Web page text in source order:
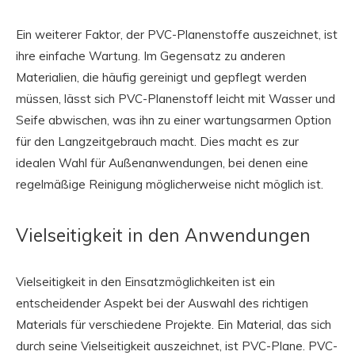
Ein weiterer Faktor, der PVC-Planenstoffe auszeichnet, ist
ihre einfache Wartung. Im Gegensatz zu anderen
Materialien, die häufig gereinigt und gepflegt werden
müssen, lässt sich PVC-Planenstoff leicht mit Wasser und
Seife abwischen, was ihn zu einer wartungsarmen Option
für den Langzeitgebrauch macht. Dies macht es zur
idealen Wahl für Außenanwendungen, bei denen eine
regelmäßige Reinigung möglicherweise nicht möglich ist.
Vielseitigkeit in den Anwendungen
Vielseitigkeit in den Einsatzmöglichkeiten ist ein
entscheidender Aspekt bei der Auswahl des richtigen
Materials für verschiedene Projekte. Ein Material, das sich
durch seine Vielseitigkeit auszeichnet, ist PVC-Plane. PVC-